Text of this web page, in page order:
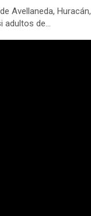
Avellaneda, Huracán,
adultos de…